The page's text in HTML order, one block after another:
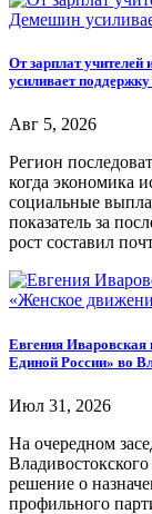
От зарплат
усиливает
Авг 5, 2026
Регион
когда экономика
социальные
показатель за
рост составил
Евгения Иваровская
Единой России» во
Июл 31, 2026
На очередном
решение о
профильного